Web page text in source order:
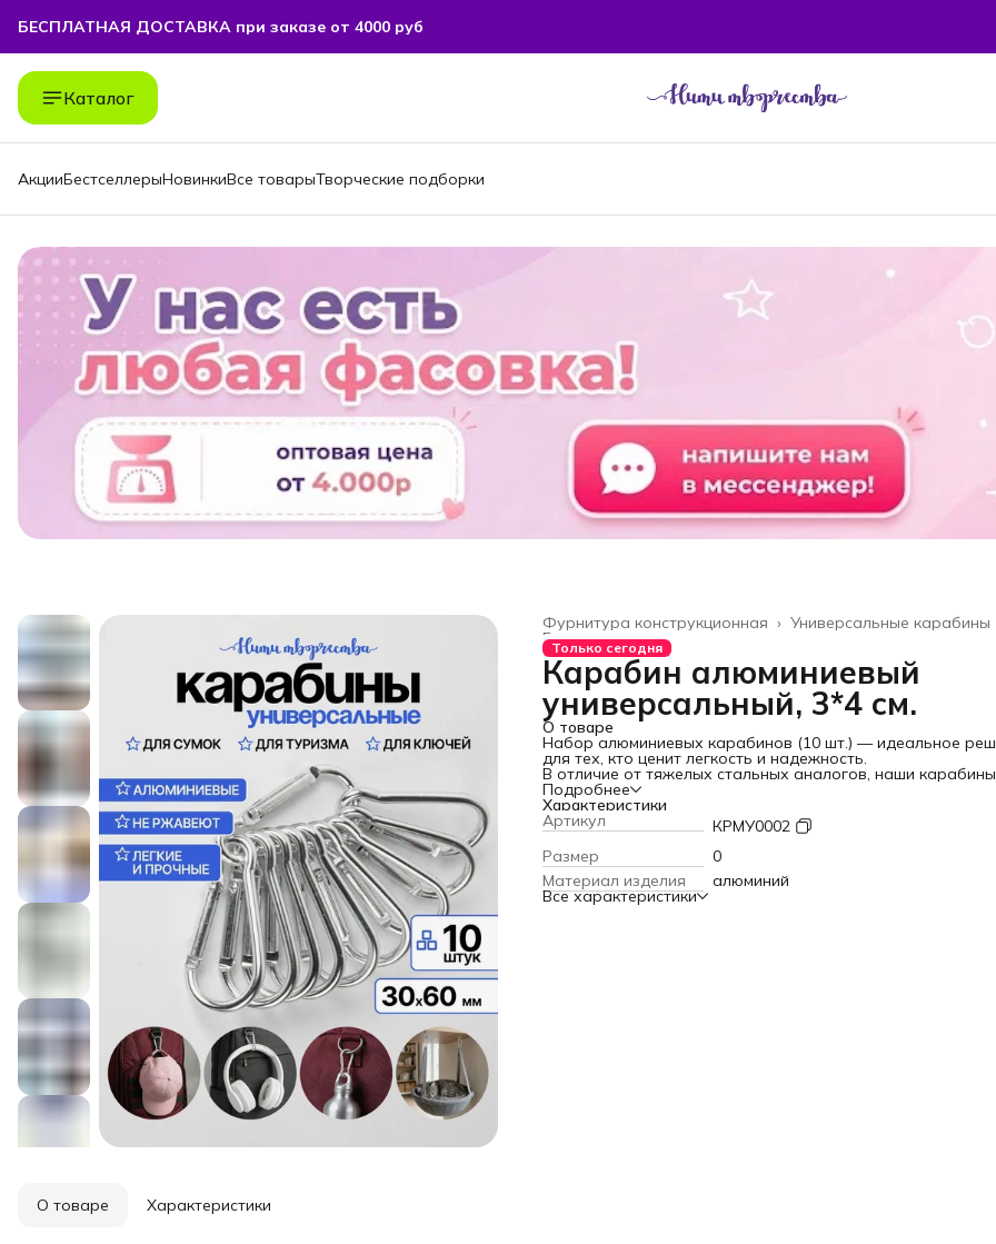
БЕСПЛАТНАЯ ДОСТАВКА при заказе от 4000 руб
БЕСПЛАТНАЯ ДОСТАВКА при заказе от 4000 руб
Каталог
АкцииБестселлерыНовинкиВсе товарыТворческие подборки
Универсальные карабины
Фурнитура конструкционная ›
Главная ›
Только сегодня
Карабин алюминиевый
универсальный, 3*4 см.
О товаре
Набор алюминиевых карабинов (10 шт.) — идеальное
для тех, кто ценит легкость и надежность.
В отличие от тяжелых стальных аналогов, наши карабины
выполнены из алюминия. Они в 3 раза легче, абсолютно не
боятся воды и не ржавеют, что делает их незаменимыми в
походах, на рыбалке и в повседневном использовании.
Где пригодятся наши карабины:
Туризм и кемпинг: закрепите кружку, фонарик или
на рюкзаке.
Повседневная жизнь: надежный карабин для ключей,
брелоков и организации пространства в сумке.
Подробнее
Характеристики
Артикул
КРМУ0002
Размер
0
Материал изделия
алюминий
Все характеристики
О товаре Характеристики